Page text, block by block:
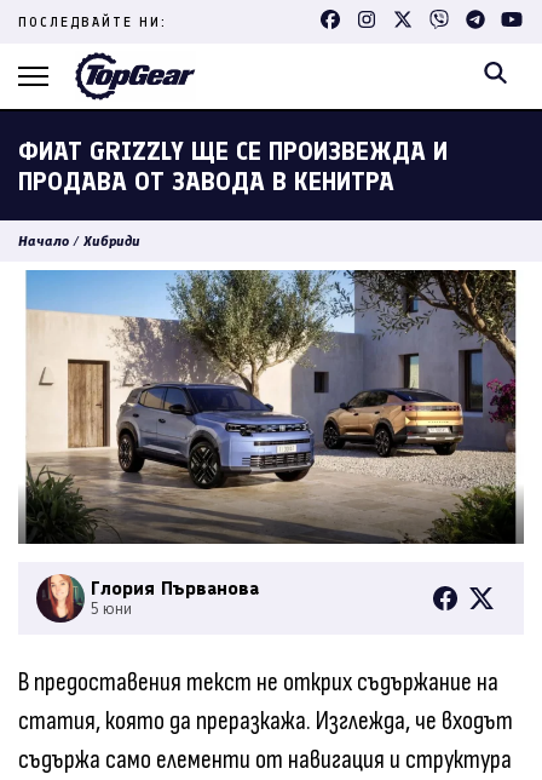
Skip
content
ПОСЛЕДВАЙТЕ НИ:
ФИАТ GRIZZLY ЩЕ СЕ ПРОИЗВЕЖДА И
ПРОДАВА ОТ ЗАВОДА В КЕНИТРА
Начало / Хибриди
Глория Първанова
5 юни
В предоставения текст не открих съдържание на
статия, която да преразкажа. Изглежда, че входът
съдържа само елементи от навигация и структура